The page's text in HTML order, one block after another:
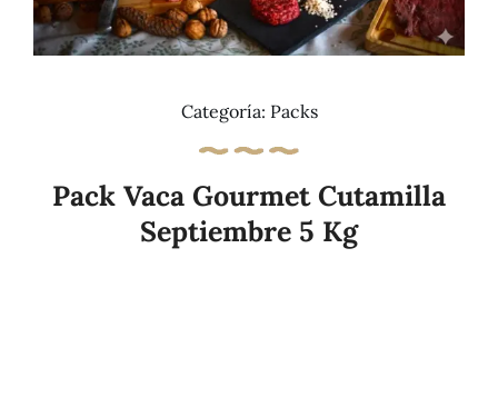
Categoría: Packs
Pack Vaca Gourmet Cutamilla
Septiembre 5 Kg